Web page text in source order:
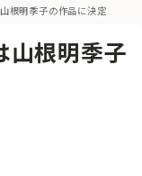
根明季子の作品に決定
山根明季子